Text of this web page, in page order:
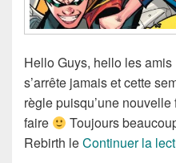
Hello Guys, hello les
s’arrête jamais et cette
règle puisqu’une
faire
Toujours
Rebirth leContinuer la